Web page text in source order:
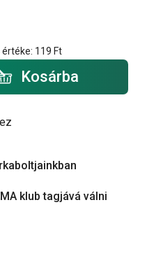
119 Ft
Kosárba
klub tagjává válni